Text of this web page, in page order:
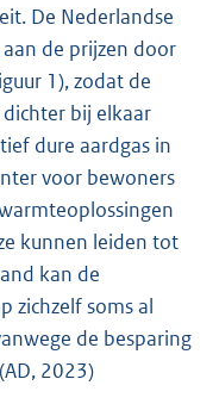
De Nederlandse
de prijzen door
1), zodat de
bij elkaar
dure aardgas in
voor bewoners
kunnen leiden tot
kan de
zichzelf soms al
de besparing
2023)